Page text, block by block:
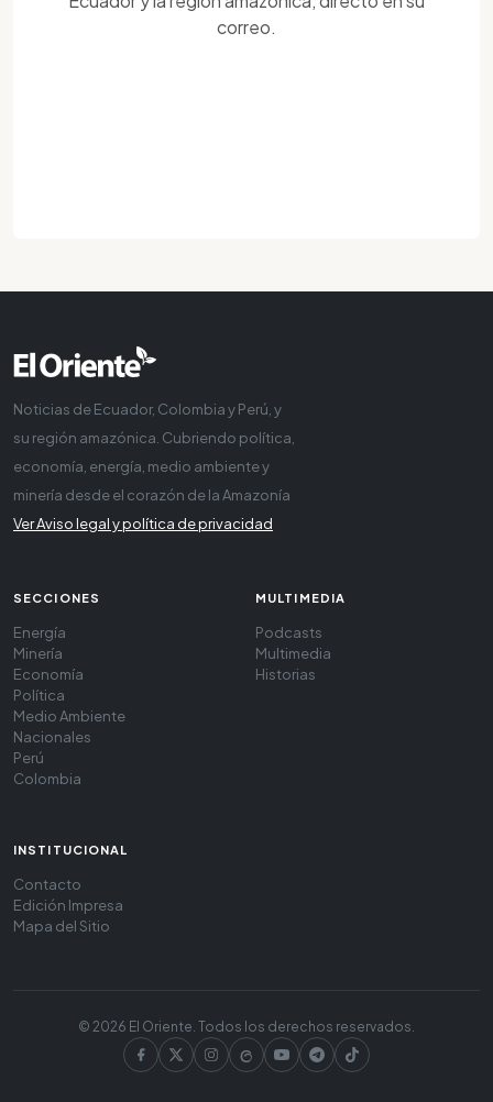
correo.
Noticias de Ecuador, Colombia y Perú, y
su región amazónica. Cubriendo política,
economía, energía, medio ambiente y
minería desde el corazón de la Amazonía
Ver Aviso legal y política de privacidad
SECCIONES
Energía
Minería
Economía
Política
Medio Ambiente
Nacionales
Perú
Colombia
MULTIMEDIA
Podcasts
Multimedia
Historias
INSTITUCIONAL
Contacto
Edición Impresa
Mapa del Sitio
© 2026 El Oriente. Todos los derechos reservados.